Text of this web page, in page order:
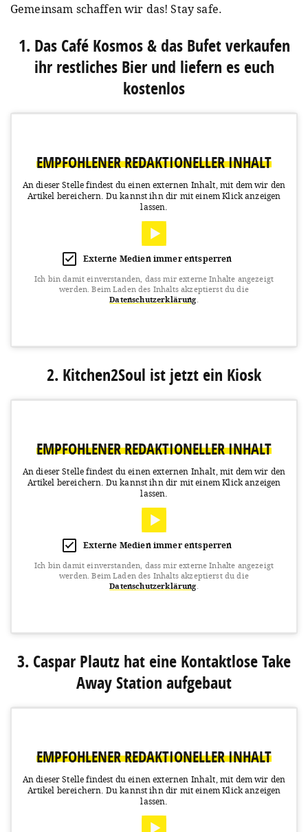
Gemeinsam schaffen wir das! Stay safe.
1. Das Café Kosmos & das Bufet verkaufen
ihr restliches Bier und liefern es euch
kostenlos
EMPFOHLENER REDAKTIONELLER INHALT
An dieser Stelle findest du einen externen Inhalt, mit dem wir den
Artikel bereichern. Du kannst ihn dir mit einem Klick anzeigen
lassen.
Externe Medien immer entsperren
Ich bin damit einverstanden, dass mir externe Inhalte angezeigt
werden. Beim Laden des Inhalts akzeptierst du die
Datenschutzerklärung
A post shared by BUFET (@bufet_bier_und_wurst)onMar 16, 2020 at 8:53am PDT
2. Kitchen2Soul ist jetzt ein Kiosk
EMPFOHLENER REDAKTIONELLER INHALT
An dieser Stelle findest du einen externen Inhalt, mit dem wir den
Artikel bereichern. Du kannst ihn dir mit einem Klick anzeigen
lassen.
Externe Medien immer entsperren
Ich bin damit einverstanden, dass mir externe Inhalte angezeigt
werden. Beim Laden des Inhalts akzeptierst du die
Datenschutzerklärung
A post shared by Kitchen2Soul (@kitchen2soul) on Mar 16, 2020 at 9:18am PDT
3. Caspar Plautz hat eine Kontaktlose Take
Away Station aufgebaut
EMPFOHLENER REDAKTIONELLER INHALT
An dieser Stelle findest du einen externen Inhalt, mit dem wir den
Artikel bereichern. Du kannst ihn dir mit einem Klick anzeigen
lassen.